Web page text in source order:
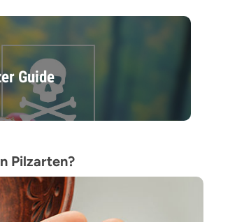
Guide
Pilzarten?